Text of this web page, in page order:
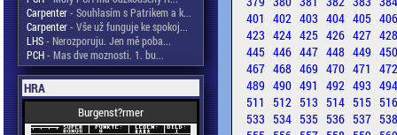
Carpenter- Souhlasím s Patrikem a k...
Carpenter- Vše už funguje ke spokoj...
LHS- Nerozporuju. Jen mě poba...
PCH- Mas dve moznosti. 1. bu...
HRA
Burgenst?rmer
401 402 403 404 405
423 424 425 426 427
445 446 447 448 449
467 468 469 470 471
489 490 491 492 493
511 512 513 514 515
533 534 535 536 537